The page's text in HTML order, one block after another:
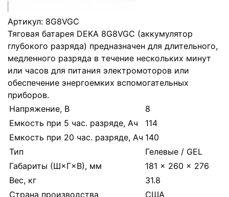
Артикул: 8G8VGC
Тяговая батарея DEKA 8G8VGC (аккумулятор
глубокого разряда) предназначен для длительного,
медленного разряда в течение нескольких минут
или часов для питания электромоторов или
обеспечение энергоемких вспомогательных
приборов.
Напряжение, В
8
Емкость при 5 час. разряде, Ач
114
Емкость при 20 час. разряде, Ач 140
Тип
Гелевые / GEL
Габариты (Ш×Г×В), мм
181 × 260 × 276
Вес, кг
31.8
Страна производства
США